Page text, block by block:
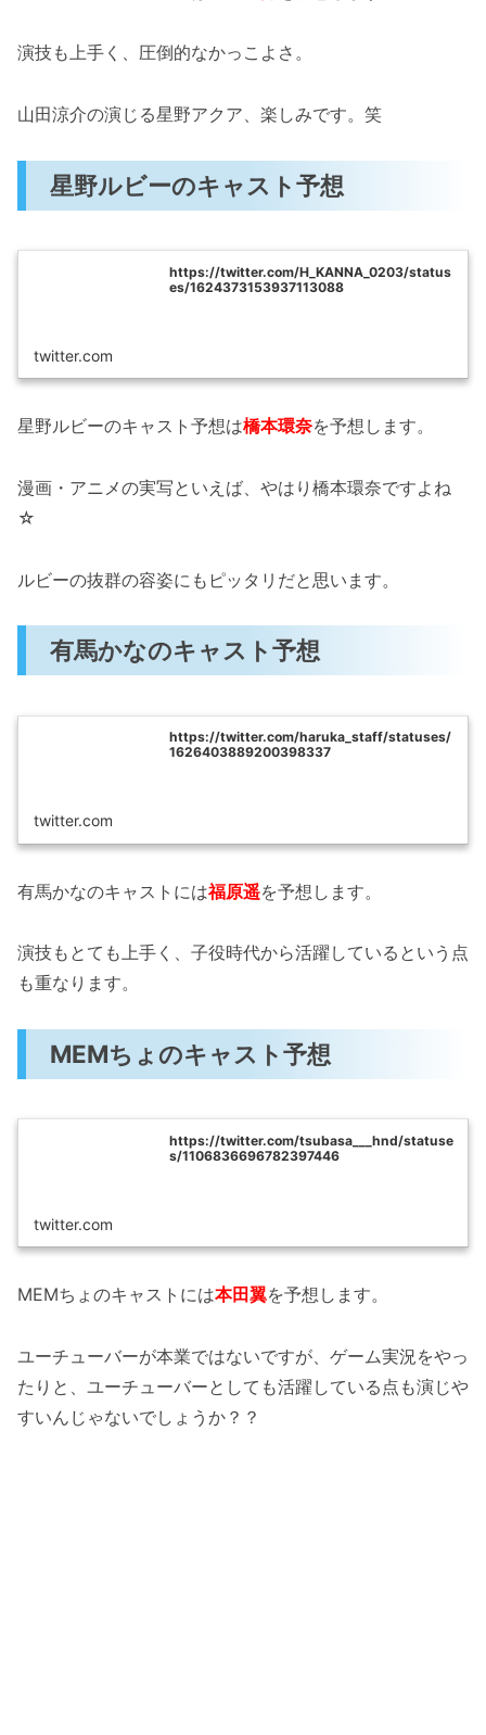
演技も上手く、圧倒的なかっこよさ。
山田涼介の演じる星野アクア、楽しみです。笑
星野ルビーのキャスト予想
https://twitter.com/H_KANNA_0203/status
es/1624373153937113088
twitter.com
星野ルビーのキャスト予想は橋本環奈を予想します。
漫画・アニメの実写といえば、やはり橋本環奈ですよね
☆
ルビーの抜群の容姿にもピッタリだと思います。
有馬かなのキャスト予想
https://twitter.com/haruka_staff/statuses/
1626403889200398337
twitter.com
有馬かなのキャストには福原遥を予想します。
演技もとても上手く、子役時代から活躍しているという点
も重なります。
MEMちょのキャスト予想
https://twitter.com/tsubasa___hnd/statuse
s/1106836696782397446
twitter.com
MEMちょのキャストには本田翼を予想します。
ユーチューバーが本業ではないですが、ゲーム実況をやっ
たりと、ユーチューバーとしても活躍している点も演じや
すいんじゃないでしょうか？？